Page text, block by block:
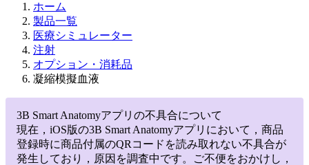
ホーム
製品一覧
医療シミュレーター
注射
オプション・消耗品
凝縮模擬血液
3B Smart Anatomyアプリの不具合について
現在，iOS版の3B Smart Anatomyアプリにおいて，商品
登録時に商品付属のQRコードを読み取れない不具合が
発生しており，原因を調査中です。ご不便をおかけし，